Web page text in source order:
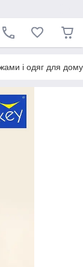
і одяг для дому